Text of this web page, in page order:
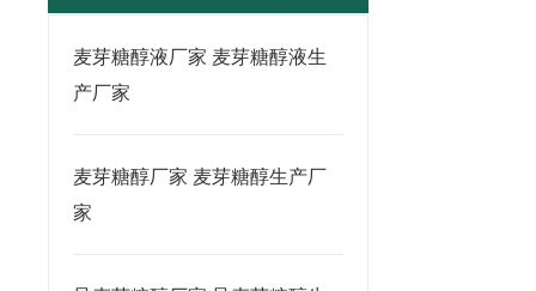
麦芽糖醇液厂家 麦芽糖醇液生
产厂家
麦芽糖醇厂家 麦芽糖醇生产厂
家